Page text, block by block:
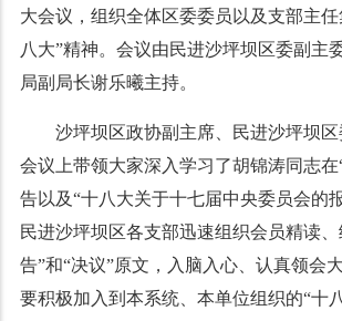
大会议，组织全体区委委员以及支部主
八大”精神。会议由民进沙坪坝区委副主
局副局长谢乐曦主持。
沙坪坝区政协副主席、民进沙坪坝
会议上带领大家深入学习了胡锦涛同志在
告以及“十八大关于十七届中央委员会的
民进沙坪坝区各支部迅速组织会员精读
告”和“决议”原文，入脑入心、认真领会
要积极加入到本系统、本单位组织的“十